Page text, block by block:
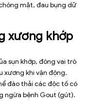
mặt, đau bụng dữ
xương khớp
sụn khớp, đóng vai trò
xương khi vận động.
đào thải các độc tố có
ngừa bệnh Gout (gút).